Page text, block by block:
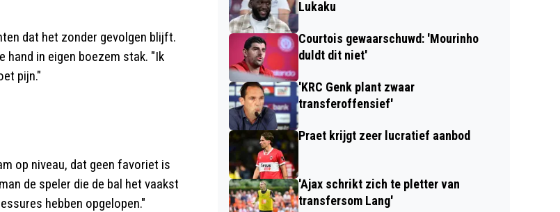
dat het zonder gevolgen blijft.
hand in eigen boezem stak. "Ik
pijn."
op niveau, dat geen favoriet is
de speler die de bal het vaakst
hebben opgelopen."
Lukaku
Courtois gewaarschuwd: 'Mourinho
duldt dit niet'
'KRC Genk plant zwaar
transferoffensief'
Praet krijgt zeer lucratief aanbod
'Ajax schrikt zich te pletter van
transfersom Lang'